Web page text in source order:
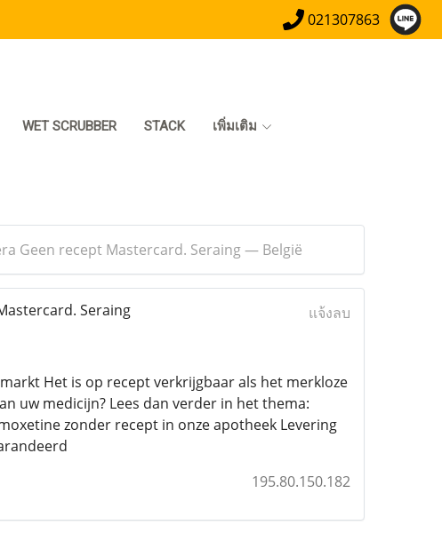
021307863
WET SCRUBBER STACK เพิ่มเติม
Geen recept Mastercard. Seraing — België
Seraing
แจ้งลบ
Het is op recept verkrijgbaar als het merkloze
uw medicijn? Lees dan verder in het thema:
zonder recept in onze apotheek Levering
195.80.150.182